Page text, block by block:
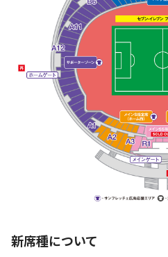
新席種について